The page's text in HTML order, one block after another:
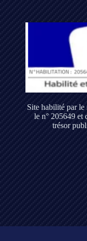
Site habilité par le
le n° 205649 et
trésor